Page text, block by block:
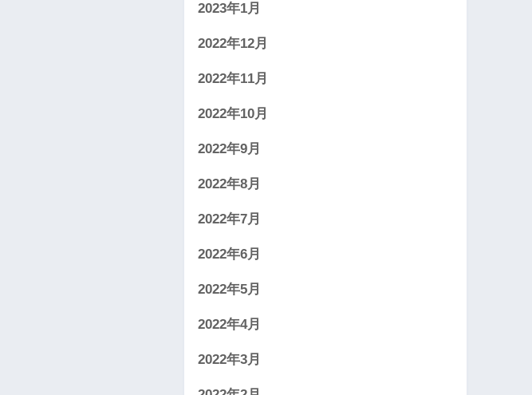
2023年1月
2022年12月
2022年11月
2022年10月
2022年9月
2022年8月
2022年7月
2022年6月
2022年5月
2022年4月
2022年3月